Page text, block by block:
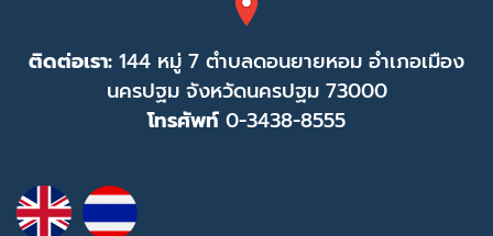
ติดต่อเรา: 144 หมู่ 7 ตำบลดอนยายหอม อำเภอเมือง
นครปฐม จังหวัดนครปฐม 73000
โทรศัพท์ 0-3438-8555